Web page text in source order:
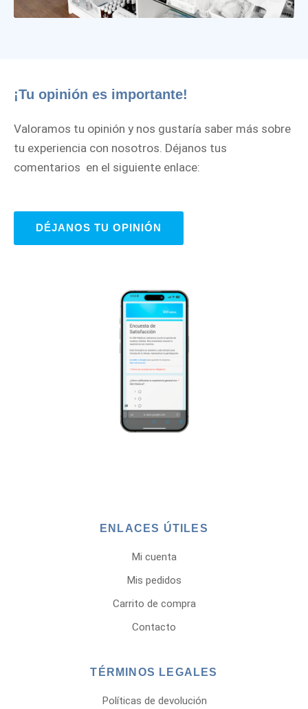
¡Tu opinión es importante!
Valoramos tu opinión y nos gustaría saber más sobre
tu experiencia con nosotros. Déjanos tus
comentarios en el siguiente enlace:
DÉJANOS TU OPINIÓN
ENLACES ÚTILES
Mi cuenta
Mis pedidos
Carrito de compra
Contacto
TÉRMINOS LEGALES
Políticas de devolución